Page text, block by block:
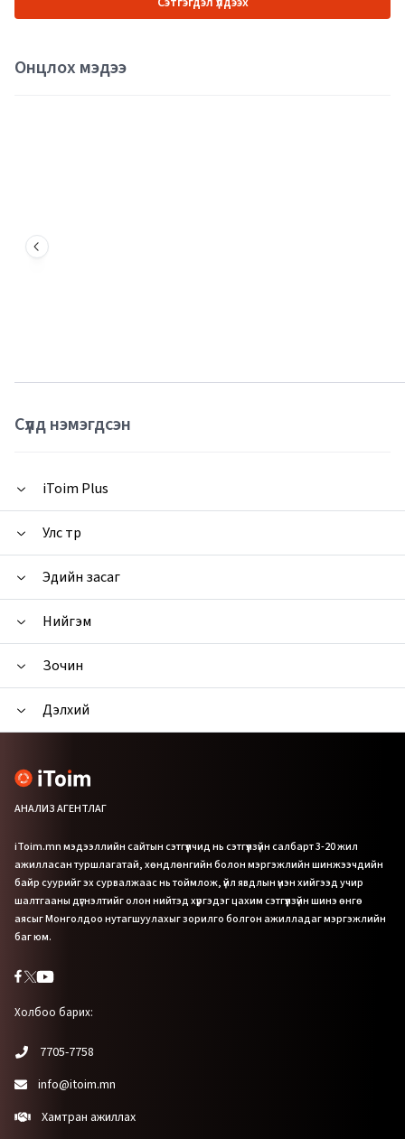
Онцлох мэдээ
Сүүлд нэмэгдсэн
iToim Plus
Улс төр
Эдийн засаг
Нийгэм
Зочин
Дэлхий
АНАЛИЗ АГЕНТЛАГ
iToim.mn мэдээллийн сайтын сэтгүүлчид нь сэтгүүлзүйн салбарт 3-20 жил
ажилласан туршлагатай, хөндлөнгийн болон мэргэжлийн шинжээчдийн
байр суурийг эх сурвалжаас нь тоймлож, үйл явдлын үнэн хийгээд учир
шалтгааны дүгнэлтийг олон нийтэд хүргэдэг цахим сэтгүүлзүйн шинэ өнгө
аясыг Монголдоо нутагшуулахыг зорилго болгон ажилладаг мэргэжлийн
баг юм.
Холбоо барих:
7705-7758
info@itoim.mn
Хамтран ажиллах